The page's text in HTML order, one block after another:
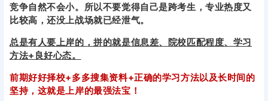
竞争自然不会小。所以不要觉得自己是跨考生，专业热度又
比较高，还没上战场就已经泄气。
总是有人要上岸的，拼的就是信息差、院校匹配程度、学习
方法+良好心态。
前期好好择校+多多搜集资料+正确的学习方法以及长时间的
坚持，这就是上岸的最强法宝！